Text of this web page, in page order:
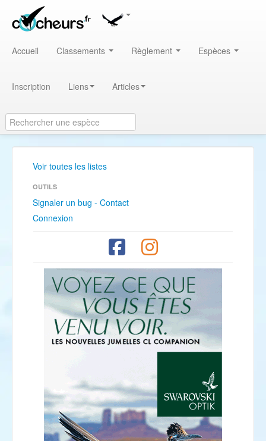
Accueil Classements Règlement Espèces
Inscription Liens Articles
Voir toutes les listes
OUTILS
Signaler un bug - Contact
Connexion